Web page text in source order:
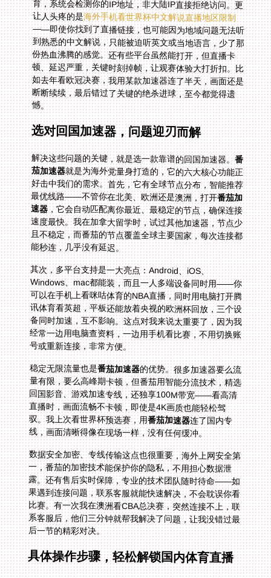
让人头疼的是海外手机看世界杯中文解说直播地区限制
——即使你找到了直播链接，也可能因为地域问题无法听
到熟悉的中文解说，只能被迫听英文或当地语言，少了那
份热血沸腾的感觉。还有些平台虽然能打开，但直播卡
顿、延迟严重，关键时刻掉帧，让观赛体验大打折扣。比
如去年看欧冠决赛，我用某款加速器连了半天，画面还是
断断续续，最后错过了关键的绝杀进球，至今都觉得遗
憾。
选对回国加速器，问题迎刃而解
解决这些问题的关键，就是选一款靠谱的回国加速器。番
茄加速器就是为海外党量身打造的，它的六大核心功能正
好击中我们的需求。首先，它有全球节点分布，智能推荐
最优线路——不管你在北美、欧洲还是澳洲，打开番茄加
速器，它会自动匹配离你最近、最稳定的节点，确保连接
速度最快。我在加拿大留学时，试过其他加速器，节点少
且不稳定，而番茄的节点覆盖全球主要国家，每次连接都
能秒连，几乎没有延迟。
其次，多平台支持是一大亮点：Android、iOS、
Windows、mac都能装，而且一人多端设备同时用——你
可以在手机上看咪咕体育的NBA直播，同时用电脑打开腾
讯体育看英超，平板还能放着央视的欧洲杯回放，三个设
备同时加速，互不影响。这点对我来说太重要了，因为我
经常一边用电脑查资料，一边用手机看比赛，不用切换账
号或重新连接，非常方便。
稳定无限流量也是番茄加速器的优势。很多加速器要么流
量有限，要么高峰期卡顿，但番茄用智能分流技术，精选
回国影音、游戏加速专线，还独享100M带宽——看高清
直播时，画面流畅不卡顿，即使是4K画质也能轻松驾
驭。我上次看世界杯预选赛，用番茄加速器连了国内专
线，画面清晰得像在现场一样，没有任何缓冲。
数据安全加密、专线传输这点也很重要，海外上网安全第
一，番茄的加密技术能保护你的隐私，不用担心数据泄
露。还有售后实时保障，专业的技术团队随时待命——如
果遇到连接问题，联系客服就能快速解决，不会耽误你看
比赛。有一次我在澳洲看CBA总决赛，突然连接不上，联
系客服后，他们三分钟就帮我解决了问题，让我没错过最
后一节的精彩对决。
具体操作步骤，轻松解锁国内体育直播